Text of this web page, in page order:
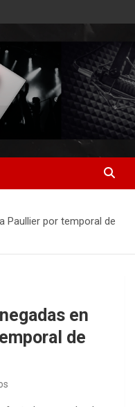
Paullier por temporal de
en
de